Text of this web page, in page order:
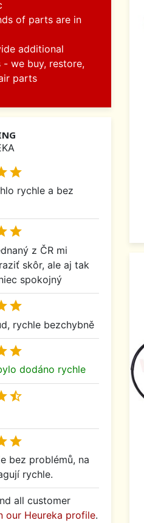
of parts are in
additional
- we buy, restore,
parts

rychle a bez

z ČR mi
skôr, ale aj tak
spokojný

rychle bezchybně

dodáno rychle


bez problémů, na
rychle.
all customer
our Heureka profile.